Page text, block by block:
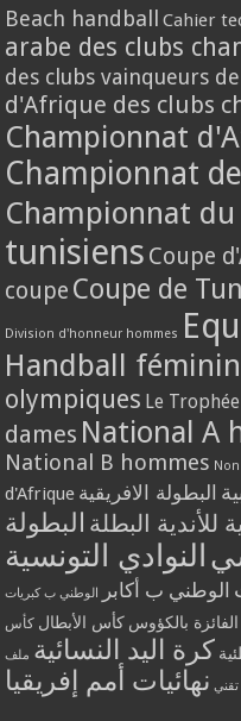
Beach handball Cahier
arabe des clubs
des clubs vainqueurs
d'Afrique des clubs
Championnat
Championnat
Championnat
tunisiens Coupe
coupe Coupe de
Division d'honneur hommes
Handball féminin
olympiques Le
dames National A
National B hommes
d'Afrique البطولة الافريقية
للأندية البطلة البطولة
النوادي التونسية
الوطني ب أكابر الوطني ب كبريات
بالكؤوس كأس الأبطال كأس
كرة اليد النسائية ملف
تقني نهائيات أمم إفريقيا